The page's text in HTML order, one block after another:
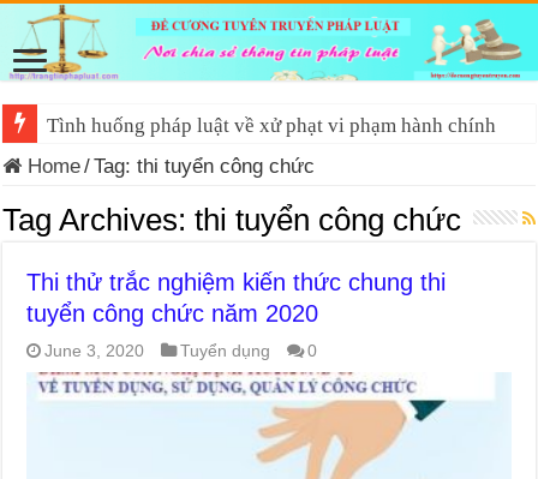
Tình huống pháp luật về xử phạt vi phạm hành chính
Home/Tag:thi tuyển công chức
Tag Archives:thi tuyển công chức
Thi thử trắc nghiệm kiến thức chung thi
tuyển công chức năm 2020
June 3, 2020 Tuyển dụng 0